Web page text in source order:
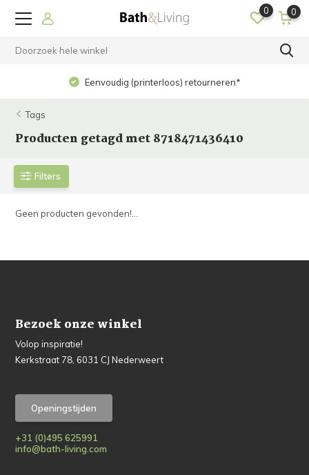
0 0
Eenvoudig (printerloos) retourneren*
Tags
Producten getagd met 8718471436410
Filters
Geen producten gevonden!...
Bezoek onze winkel
Volop inspiratie!
Kerkstraat 78, 6031 CJ Nederweert
Openingstijden
+31 (0)495 625991
info@bath-living.com